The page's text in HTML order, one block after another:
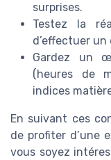
surprises.
Testez la
d’effectuer
Gardez un
(heures de
indices
En suivant ces
de profiter d’une
vous soyez